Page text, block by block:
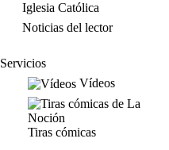
Iglesia Católica
Noticias del lector
Servicios
Vídeos
Tiras cómicas